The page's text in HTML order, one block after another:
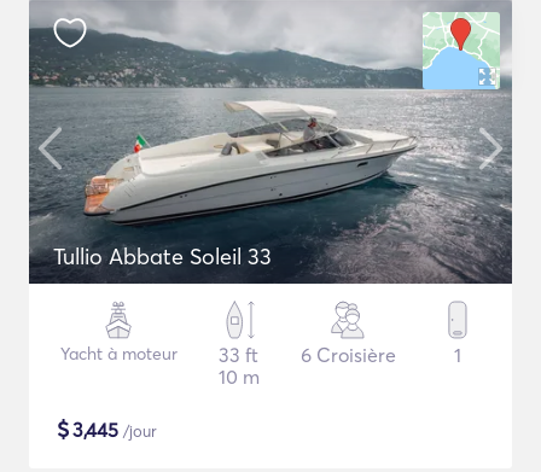
Tullio Abbate Soleil 33
Yacht à moteur
33 ft
10 m
6 Croisière 1
$3,445 /jour